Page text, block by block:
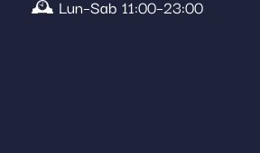
🕰️ Lun–Sab 11:00–23:00